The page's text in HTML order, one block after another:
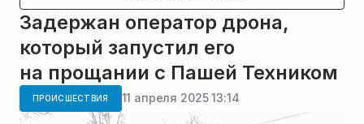
Задержан оператор дрона,
который запустил его
на прощании с Пашей Техником
ПРОИСШЕСТВИЯ 11 апреля 2025 13:14